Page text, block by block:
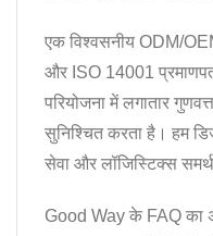
एक विश्वसनीय ODM/
और ISO 14001
परियोजना में लगातार
सुनिश्चित करता है। हम
सेवा और लॉजिस्टिक्स
Good Way के FAQ का